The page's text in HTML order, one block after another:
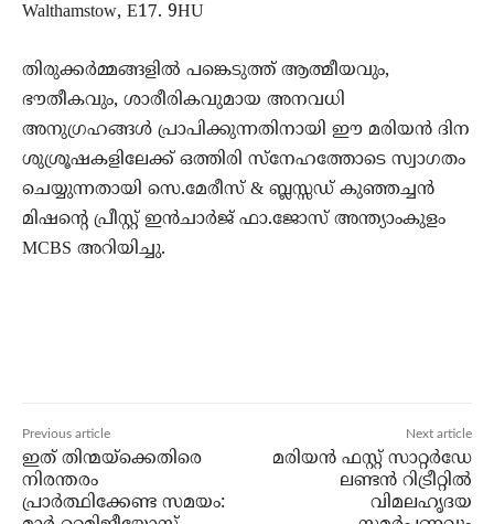
Walthamstow, E17. 9HU
തിരുക്കര്‍മ്മങ്ങളില്‍ പങ്കെടുത്ത് ആത്മീയവും,
ഭൗതീകവും, ശാരീരികവുമായ അനവധി
അനുഗ്രഹങ്ങള്‍ പ്രാപിക്കുന്നതിനായി ഈ മരിയന്‍ ദിന
ശുശ്രൂഷകളിലേക്ക് ഒത്തിരി സ്‌നേഹത്തോടെ സ്വാഗതം
ചെയ്യുന്നതായി സെ.മേരീസ് & ബ്ലസ്സഡ് കുഞ്ഞച്ചൻ
മിഷന്റെ പ്രീസ്റ്റ് ഇൻചാർജ് ഫാ.ജോസ് അന്ത്യാംകുളം
MCBS അറിയിച്ചു.
Previous article
ഇത് തിന്മയ്‌ക്കെതിരെ
നിരന്തരം
പ്രാര്‍ത്ഥിക്കേണ്ട സമയം:
Next article
മരിയൻ ഫസ്റ്റ്‌ സാറ്റർഡേ
ലണ്ടൻ റിട്രീറ്റില്‍
വിമലഹൃദയ